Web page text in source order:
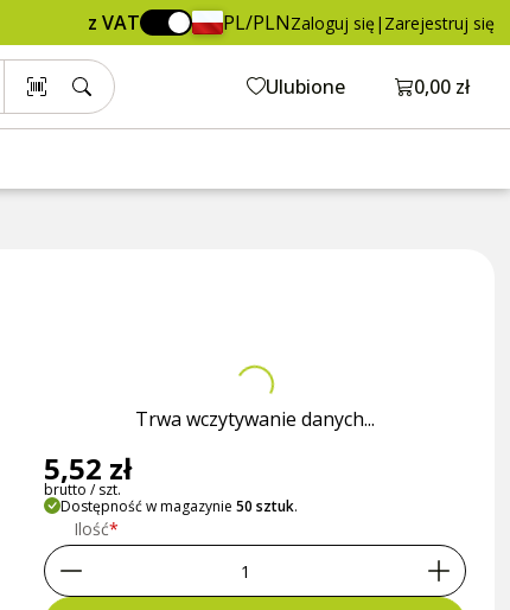
z VAT PL/PLNZaloguj się | Zarejestruj się
Ulubione Otwórz
0,00 zł
Trwa wczytywanie danych...
5,52 zł
brutto / szt.
Dostępność w magazynie50 sztuk.
Ilość